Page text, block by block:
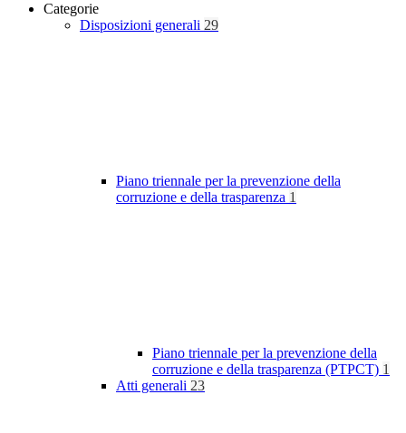
Categorie
Disposizioni generali 29
Piano triennale per la prevenzione della
corruzione e della trasparenza 1
Piano triennale per la prevenzione della
corruzione e della trasparenza (PTPCT) 1
Atti generali 23